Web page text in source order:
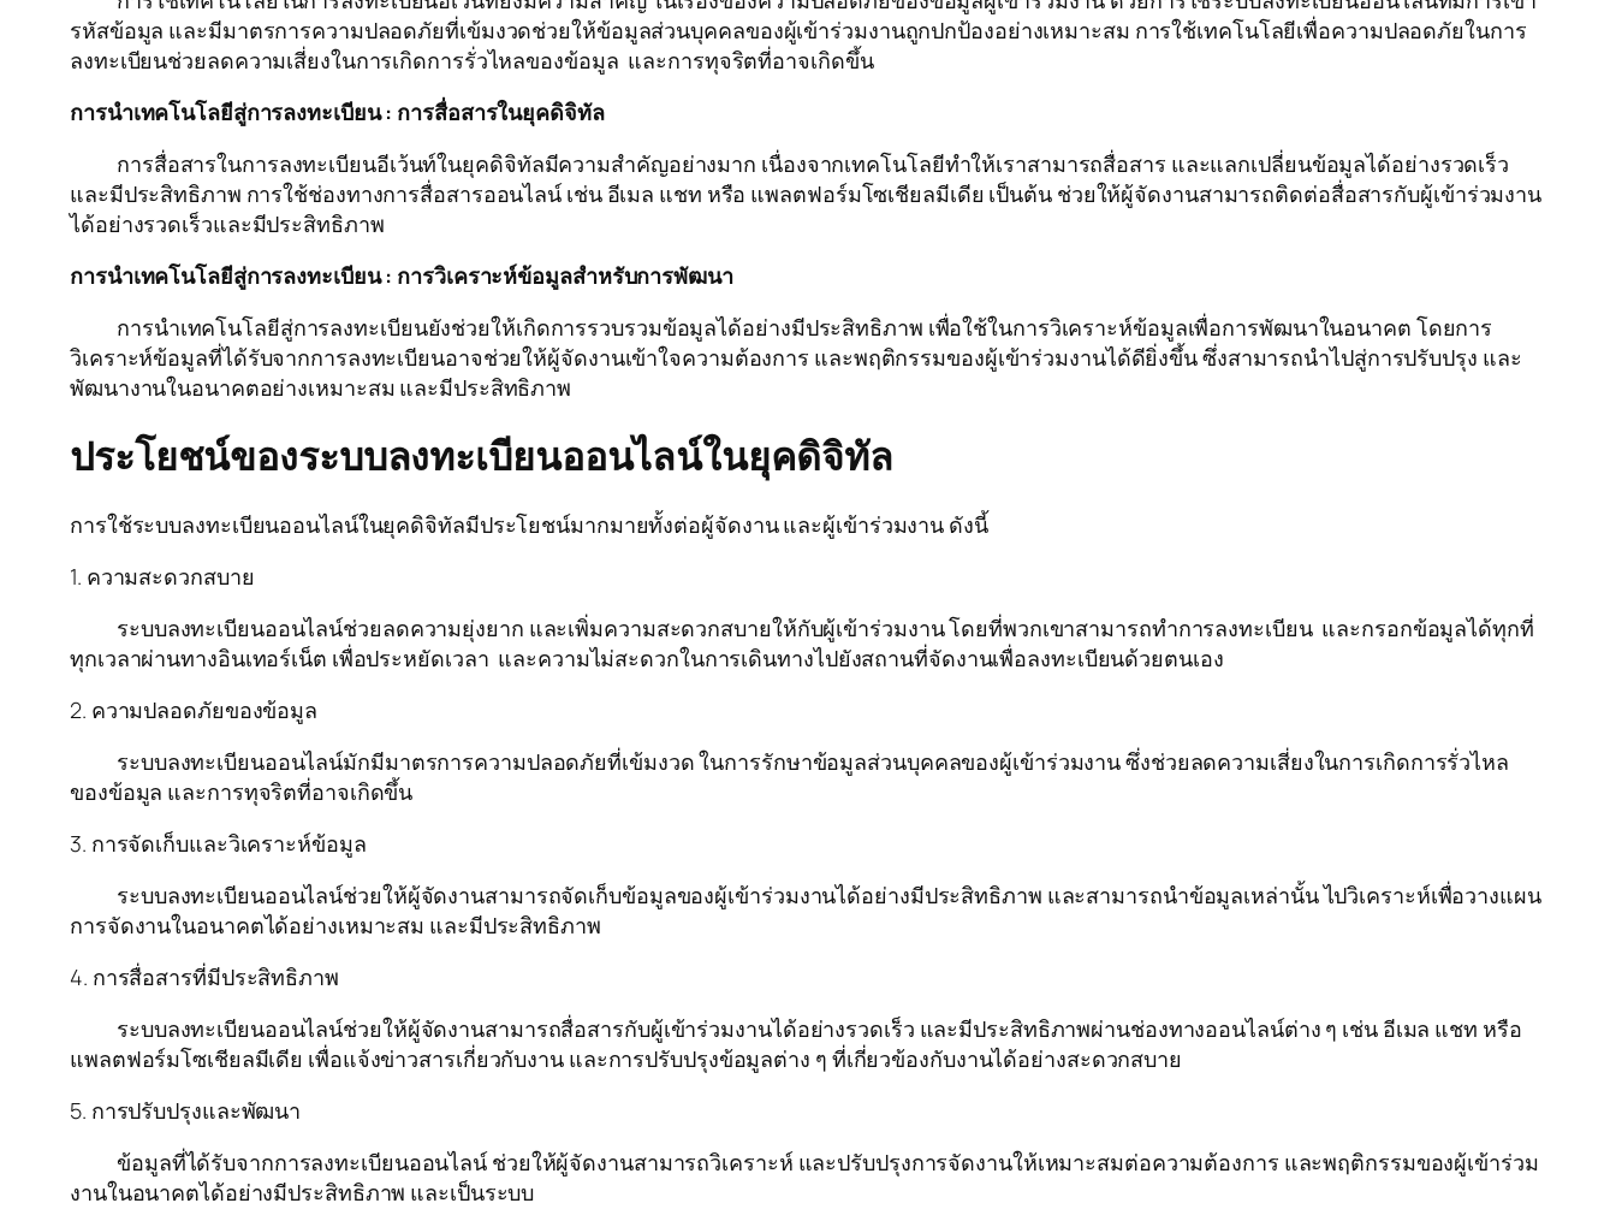
รหัสข้อมูล และมีมาตรการความปลอดภัยที่เข้มงวดช่วยให้ข้อมูลส่วนบุคคลของผู้เข้าร่วมงานถูกปกป้องอย่างเหมาะสม การใช้เทคโนโลยีเพื่อความปลอดภัยในการ
ลงทะเบียนช่วยลดความเสี่ยงในการเกิดการรั่วไหลของข้อมูล และการทุจริตที่อาจเกิดขึ้น
การนำเทคโนโลยีสู่การลงทะเบียน : การสื่อสารในยุคดิจิทัล
การสื่อสารในการลงทะเบียนอีเว้นท์ในยุคดิจิทัลมีความสำคัญอย่างมาก เนื่องจากเทคโนโลยีทำให้เราสามารถสื่อสาร และแลกเปลี่ยนข้อมูลได้อย่างรวดเร็ว
และมีประสิทธิภาพ การใช้ช่องทางการสื่อสารออนไลน์ เช่น อีเมล แชท หรือ แพลตฟอร์มโซเชียลมีเดีย เป็นต้น ช่วยให้ผู้จัดงานสามารถติดต่อสื่อสารกับผู้เข้าร่วมงาน
ได้อย่างรวดเร็วและมีประสิทธิภาพ
การนำเทคโนโลยีสู่การลงทะเบียน : การวิเคราะห์ข้อมูลสำหรับการพัฒนา
การนำเทคโนโลยีสู่การลงทะเบียนยังช่วยให้เกิดการรวบรวมข้อมูลได้อย่างมีประสิทธิภาพ เพื่อใช้ในการวิเคราะห์ข้อมูลเพื่อการพัฒนาในอนาคต โดยการ
วิเคราะห์ข้อมูลที่ได้รับจากการลงทะเบียนอาจช่วยให้ผู้จัดงานเข้าใจความต้องการ และพฤติกรรมของผู้เข้าร่วมงานได้ดียิ่งขึ้น ซึ่งสามารถนำไปสู่การปรับปรุง และ
พัฒนางานในอนาคตอย่างเหมาะสม และมีประสิทธิภาพ
ประโยชน์ของระบบลงทะเบียนออนไลน์ในยุคดิจิทัล
การใช้ระบบลงทะเบียนออนไลน์ในยุคดิจิทัลมีประโยชน์มากมายทั้งต่อผู้จัดงาน และผู้เข้าร่วมงาน ดังนี้
1. ความสะดวกสบาย
ระบบลงทะเบียนออนไลน์ช่วยลดความยุ่งยาก และเพิ่มความสะดวกสบายให้กับผู้เข้าร่วมงาน โดยที่พวกเขาสามารถทำการลงทะเบียน และกรอกข้อมูลได้ทุกที่
ทุกเวลาผ่านทางอินเทอร์เน็ต เพื่อประหยัดเวลา และความไม่สะดวกในการเดินทางไปยังสถานที่จัดงานเพื่อลงทะเบียนด้วยตนเอง
2. ความปลอดภัยของข้อมูล
ระบบลงทะเบียนออนไลน์มักมีมาตรการความปลอดภัยที่เข้มงวด ในการรักษาข้อมูลส่วนบุคคลของผู้เข้าร่วมงาน ซึ่งช่วยลดความเสี่ยงในการเกิดการรั่วไหล
ของข้อมูล และการทุจริตที่อาจเกิดขึ้น
3. การจัดเก็บและวิเคราะห์ข้อมูล
ระบบลงทะเบียนออนไลน์ช่วยให้ผู้จัดงานสามารถจัดเก็บข้อมูลของผู้เข้าร่วมงานได้อย่างมีประสิทธิภาพ และสามารถนำข้อมูลเหล่านั้น ไปวิเคราะห์เพื่อวางแผน
การจัดงานในอนาคตได้อย่างเหมาะสม และมีประสิทธิภาพ
4. การสื่อสารที่มีประสิทธิภาพ
ระบบลงทะเบียนออนไลน์ช่วยให้ผู้จัดงานสามารถสื่อสารกับผู้เข้าร่วมงานได้อย่างรวดเร็ว และมีประสิทธิภาพผ่านช่องทางออนไลน์ต่าง ๆ เช่น อีเมล แชท หรือ
แพลตฟอร์มโซเชียลมีเดีย เพื่อแจ้งข่าวสารเกี่ยวกับงาน และการปรับปรุงข้อมูลต่าง ๆ ที่เกี่ยวข้องกับงานได้อย่างสะดวกสบาย
5. การปรับปรุงและพัฒนา
ข้อมูลที่ได้รับจากการลงทะเบียนออนไลน์ ช่วยให้ผู้จัดงานสามารถวิเคราะห์ และปรับปรุงการจัดงานให้เหมาะสมต่อความต้องการ และพฤติกรรมของผู้เข้าร่วม
งานในอนาคตได้อย่างมีประสิทธิภาพ และเป็นระบบ